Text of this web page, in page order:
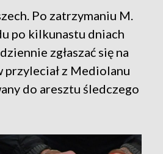
Po zatrzymaniu M.
po kilkunastu dniach
zgłaszać się na
z Mediolanu
do aresztu śledczego